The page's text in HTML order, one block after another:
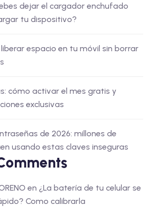
dejar el cargador enchufado
tu dispositivo?
espacio en tu móvil sin borrar
cómo activar el mes gratis y
exclusivas
de 2026: millones de
usando estas claves inseguras
en ¿La batería de tu celular se
Como calibrarla